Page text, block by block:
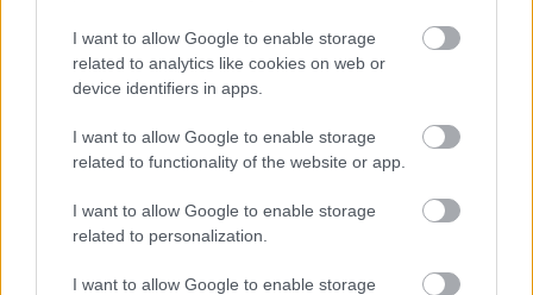
I want to allow Google to enable storage
related to analytics like cookies on web or
device identifiers in apps.
I want to allow Google to enable storage
related to functionality of the website or app.
I want to allow Google to enable storage
related to personalization.
I want to allow Google to enable storage
Újragondolják Lipótváros rejtett, zöld
Történelmi táj, amelynek minden köve
mesél – megújul a tatai Angolkert